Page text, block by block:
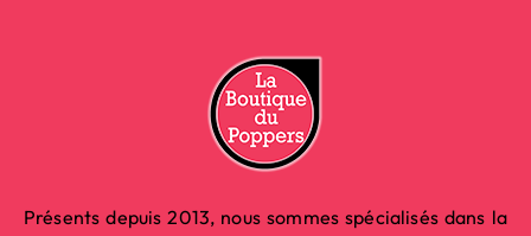
Présents depuis 2013, nous sommes spécialisés dans la